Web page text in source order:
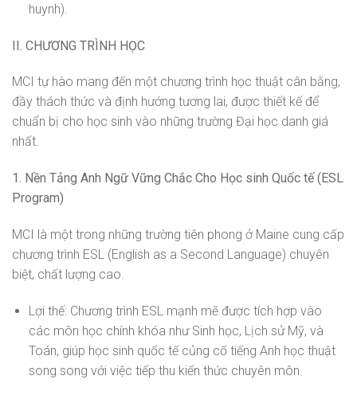
huynh).
II. CHƯƠNG TRÌNH HỌC
MCI tự hào mang đến một chương trình học thuật cân bằng,
đầy thách thức và định hướng tương lai, được thiết kế để
chuẩn bị cho học sinh vào những trường Đại học danh giá
nhất.
1. Nền Tảng Anh Ngữ Vững Chắc Cho Học sinh Quốc tế (ESL
Program)
MCI là một trong những trường tiên phong ở Maine cung cấp
chương trình ESL (English as a Second Language) chuyên
biệt, chất lượng cao.
Lợi thế: Chương trình ESL mạnh mẽ được tích hợp vào
các môn học chính khóa như Sinh học, Lịch sử Mỹ, và
Toán, giúp học sinh quốc tế củng cố tiếng Anh học thuật
song song với việc tiếp thu kiến thức chuyên môn.